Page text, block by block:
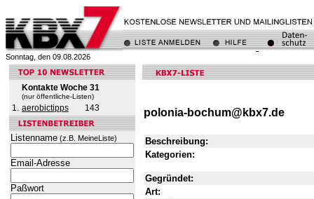
Sonntag, den 09.08.2026
Kontakte Woche 31
(nur öffentliche-Listen)
1. aerobictipps 143
Listenname (z.B. MeineListe)
Email-Adresse
Paßwort
polonia-bochum@kbx7.de
Beschreibung:
Kategorien:
Gegründet:
Art: